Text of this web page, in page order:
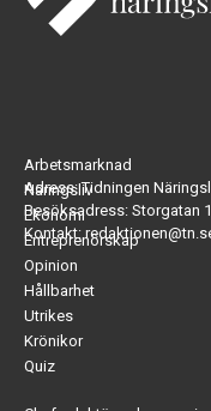
Adress: Tidningen
Besöksadress: Storgatan
Kontakt:
Arbetsmarknad
Näringsliv
Ekonomi
Entreprenörskap
Opinion
Hållbarhet
Utrikes
Krönikor
Quiz